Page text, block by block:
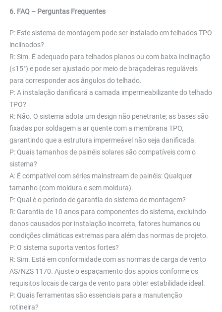
6. FAQ – Perguntas Frequentes
P: Este sistema de montagem pode ser instalado em telhados TPO
inclinados?
R: Sim. É adequado para telhados planos ou com baixa inclinação
(≤15°) e pode ser ajustado por meio de braçadeiras reguláveis
para corresponder aos ângulos do telhado.
P: A instalação danificará a camada impermeabilizante do telhado
TPO?
R: Não. O sistema adota um design não penetrante; as bases são
fixadas por soldagem a ar quente com a membrana TPO,
garantindo que a estrutura impermeável não seja danificada.
P: Quais tamanhos de painéis solares são compatíveis com o
sistema?
A: É compatível com séries mainstream de painéis: Qualquer
tamanho (com moldura e sem moldura).
P: Qual é o período de garantia do sistema de montagem?
R: Garantia de 10 anos para componentes do sistema, excluindo
danos causados por instalação incorreta, fatores humanos ou
condições climáticas extremas para além das normas de projeto.
P: O sistema suporta ventos fortes?
R: Sim. Está em conformidade com as normas de carga de vento
AS/NZS 1170. Ajuste o espaçamento dos apoios conforme os
requisitos locais de carga de vento para obter estabilidade ideal.
P: Quais ferramentas são essenciais para a manutenção
rotineira?